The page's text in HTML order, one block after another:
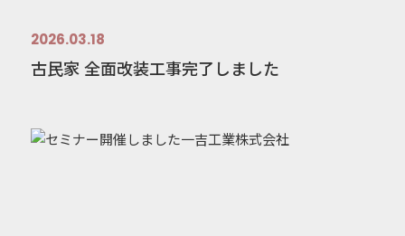
2026.03.18
古民家 全面改装工事完了しました